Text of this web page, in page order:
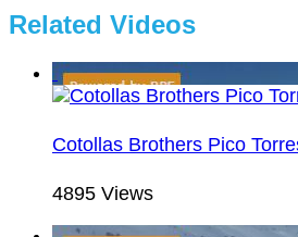
Related Videos
Cotollas Brothers Pico
4895 Views